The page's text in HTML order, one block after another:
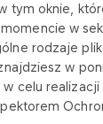
tym oknie,
w
rodzaje
w
celu realizacji